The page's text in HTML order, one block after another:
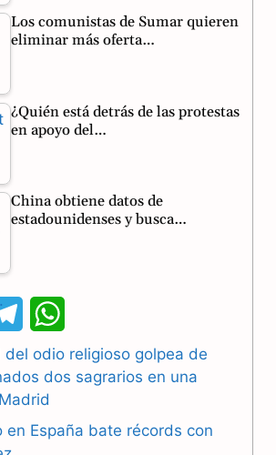
Los comunistas de Sumar quieren
eliminar más oferta…
¿Quién está detrás de las protestas
en apoyo del…
China obtiene datos de
estadounidenses y busca…
e
l
h
a
del odio religioso golpea de
dos sagrarios en una
en España bate récords con